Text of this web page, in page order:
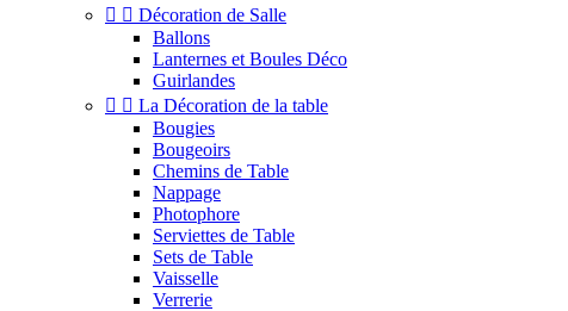
  Décoration de Salle
Ballons
Lanternes et Boules Déco
Guirlandes
  La Décoration de la table
Bougies
Bougeoirs
Chemins de Table
Nappage
Photophore
Serviettes de Table
Sets de Table
Vaisselle
Verrerie